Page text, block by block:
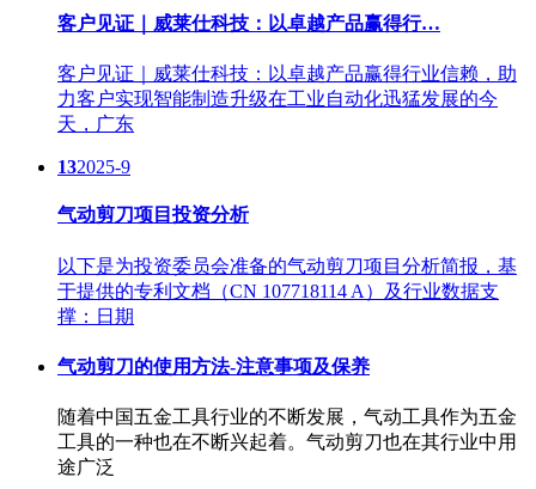
客户见证｜威莱仕科技：以卓越产品赢得行…
客户见证｜威莱仕科技：以卓越产品赢得行业信赖，助
力客户实现智能制造升级在工业自动化迅猛发展的今
天，广东
132025-9
气动剪刀项目投资分析
以下是为投资委员会准备的气动剪刀项目分析简报，基
于提供的专利文档（CN 107718114 A）及行业数据支
撑：日期
气动剪刀的使用方法-注意事项及保养
随着中国五金工具行业的不断发展，气动工具作为五金
工具的一种也在不断兴起着。气动剪刀也在其行业中用
途广泛